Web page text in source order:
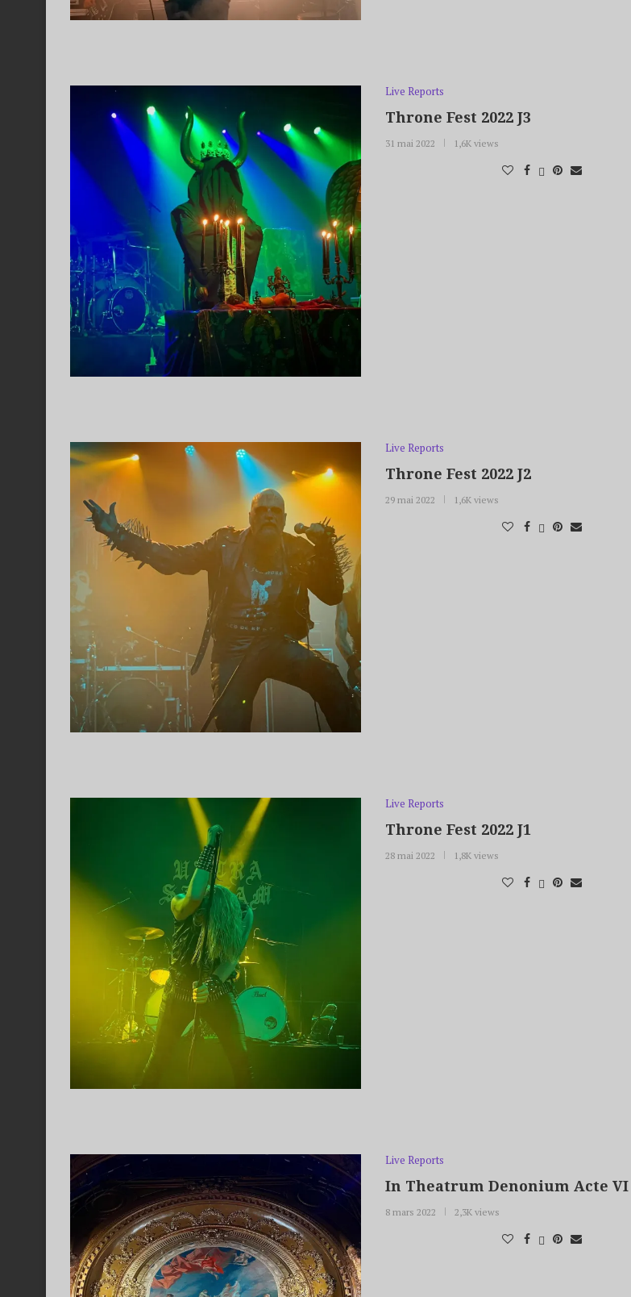
Live Reports
Throne Fest 2022 J3
31 mai 2022 1,6K views
Live Reports
Throne Fest 2022 J2
29 mai 2022 1,6K views
Live Reports
Throne Fest 2022 J1
28 mai 2022 1,8K views
Live Reports
In Theatrum Denonium Acte VI
8 mars 2022 2,3K views